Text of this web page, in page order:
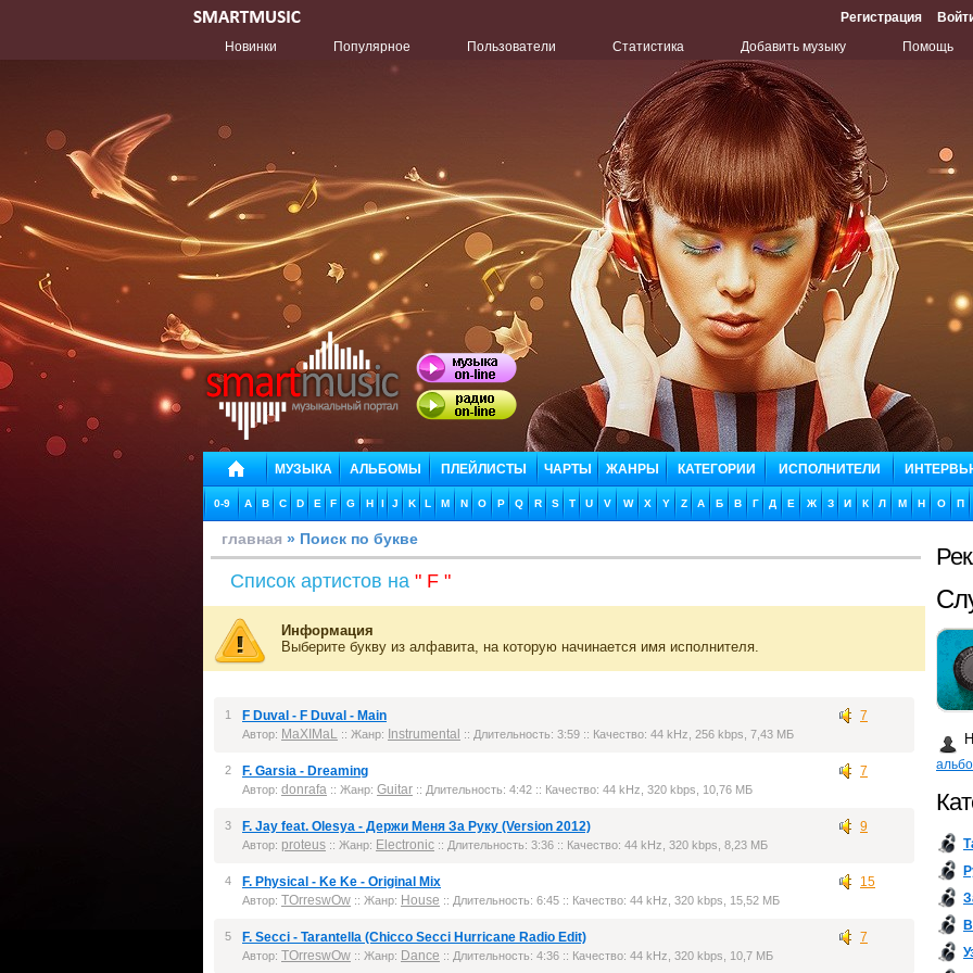
Регистрация
Новинки
Популярное Пользователи Статистика Добавить музыку Помощь
МУЗЫКА АЛЬБОМЫ ПЛЕЙЛИСТЫ ЧАРТЫ ЖАНРЫ КАТЕГОРИИ ИСПОЛНИТЕЛИ
0-9 A B C D E F G H I J K L M N O P Q R S T U V W X Y Z А Б В Г Д Е Ж З И К Л М Н О П
главная » Поиск по букве
Список артистов на " F "
Информация
Выберите букву из алфавита, на которую начинается имя исполнителя.
7
1 F Duval - F Duval - Main
Автор: MaXIMaL :: Жанр: Instrumental :: Длительность: 3:59 :: Качество: 44 kHz, 256 kbps, 7,43 МБ
7
2 F. Garsia - Dreaming
Автор: donrafa :: Жанр: Guitar :: Длительность: 4:42 :: Качество: 44 kHz, 320 kbps, 10,76 МБ
9
3 F. Jay feat. Olesya - Держи Меня За Руку (Version 2012)
Автор: proteus :: Жанр: Electronic :: Длительность: 3:36 :: Качество: 44 kHz, 320 kbps, 8,23 МБ
15
4 F. Physical - Ke Ke - Original Mix
Автор: TOrreswOw :: Жанр: House :: Длительность: 6:45 :: Качество: 44 kHz, 320 kbps, 15,52 МБ
7
5 F. Secci - Tarantella (Chicco Secci Hurricane Radio Edit)
Автор: TOrreswOw :: Жанр: Dance :: Длительность: 4:36 :: Качество: 44 kHz, 320 kbps, 10,7 МБ